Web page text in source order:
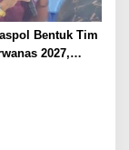
Bentuk Tim
2027,